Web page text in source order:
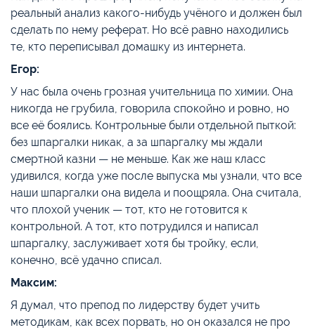
реальный анализ какого-нибудь учёного и должен был
сделать по нему реферат. Но всё равно находились
те, кто переписывал домашку из интернета.
Егор:
У нас была очень грозная учительница по химии. Она
никогда не грубила, говорила спокойно и ровно, но
все её боялись. Контрольные были отдельной пыткой:
без шпаргалки никак, а за шпаргалку мы ждали
смертной казни — не меньше. Как же наш класс
удивился, когда уже после выпуска мы узнали, что все
наши шпаргалки она видела и поощряла. Она считала,
что плохой ученик — тот, кто не готовится к
контрольной. А тот, кто потрудился и написал
шпаргалку, заслуживает хотя бы тройку, если,
конечно, всё удачно списал.
Максим:
Я думал, что препод по лидерству будет учить
методикам, как всех порвать, но он оказался не про